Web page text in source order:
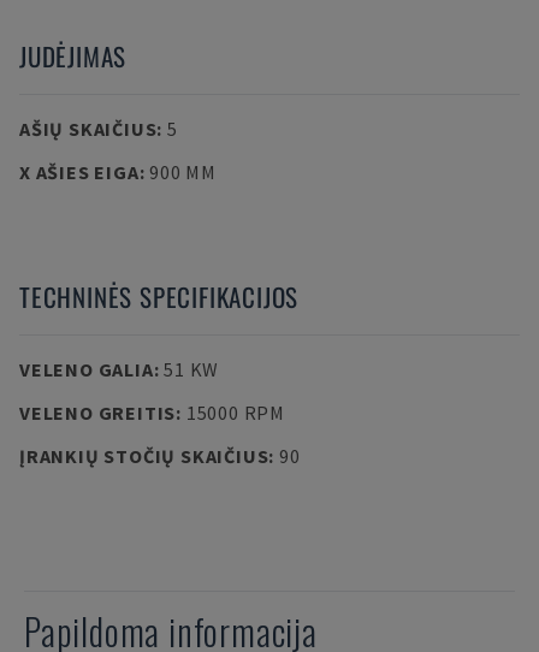
JUDĖJIMAS
AŠIŲ SKAIČIUS: 5
X AŠIES EIGA: 900 MM
TECHNINĖS SPECIFIKACIJOS
VELENO GALIA:51 KW
VELENO GREITIS: 15000 RPM
ĮRANKIŲ STOČIŲ SKAIČIUS: 90
Papildoma informacija